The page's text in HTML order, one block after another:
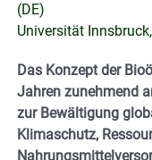
(DE)
Universität
Das Konzept der
Jahren zunehmend
zur Bewältigung
Klimaschutz,